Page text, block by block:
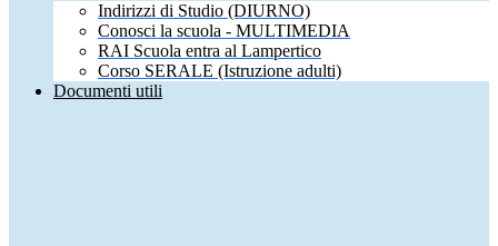
Indirizzi di Studio (DIURNO)
Conosci la scuola - MULTIMEDIA
RAI Scuola entra al Lampertico
Corso SERALE (Istruzione adulti)
Documenti utili